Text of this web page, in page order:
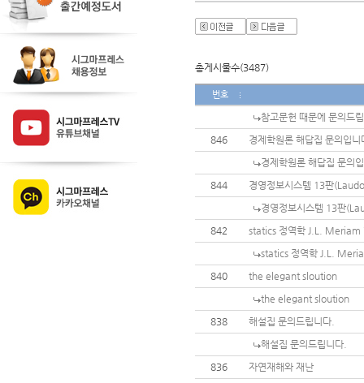
총게시물수(3487)
번호
참고문헌 때문에 문의드
846
경제학원론 해답집 문의입니
경제학원론 해답집 문의
844
경영정보시스템 13판
경영정보시스템 13판
842
statics 정역학 J.L. Meriam
statics 정역학 J.L.
840
the elegant sloution
the elegant sloution
838
해설집 문의드립니다.
해설집 문의드립니다.
836
자연재해와 재난